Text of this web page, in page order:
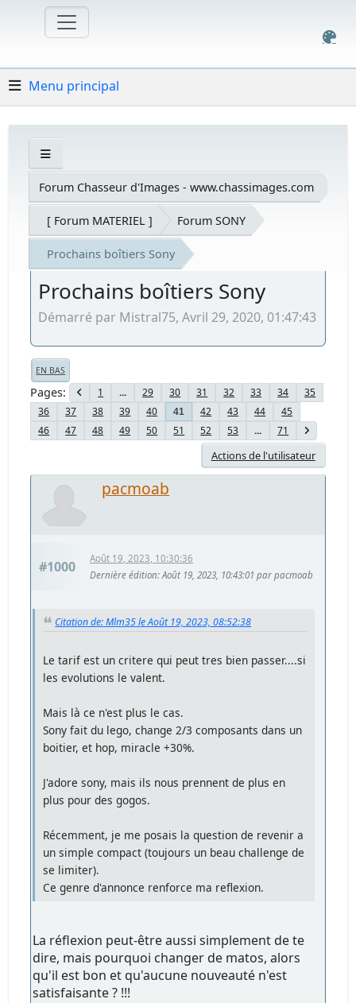
Menu principal
Forum Chasseur d'Images - www.chassimages.com
[ Forum MATERIEL ] Forum SONY
Prochains boîtiers Sony
Prochains boîtiers Sony
Démarré par Mistral75, Avril 29, 2020, 01:47:43
EN BAS
Pages 1 ... 29 30 31 32 33 34
35
36
37 38 39 40 41 42 43 44
45
46
47 48 49 50 51 52 53 ... 71
Actions de l'utilisateur
pacmoab
#1000
Août 19, 2023, 10:30:36
Dernière édition: Août 19, 2023, 10:43:01 par pacmoab
Citation de: Mlm35 le Août 19, 2023, 08:52:38
Le tarif est un critere qui peut tres bien passer....si
les evolutions le valent.
Mais là ce n'est plus le cas.
Sony fait du lego, change 2/3 composants dans un
boitier, et hop, miracle +30%.
J'adore sony, mais ils nous prennent de plus en
plus pour des gogos.
Récemment, je me posais la question de revenir a
un simple compact (toujours un beau challenge de
se limiter).
Ce genre d'annonce renforce ma reflexion.
La réflexion peut-être aussi simplement de te
dire, mais pourquoi changer de matos, alors
qu'il est bon et qu'aucune nouveauté n'est
satisfaisante ? !!!